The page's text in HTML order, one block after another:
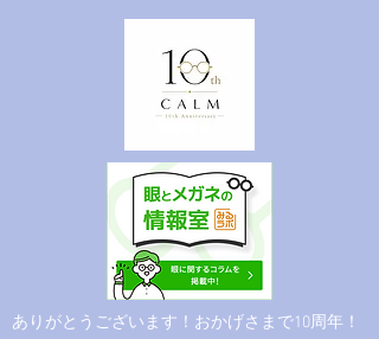
​ありがとうございます！おかげさまで10周年！